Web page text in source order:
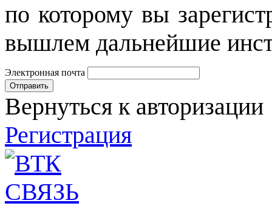
по которому вы
вышлем дальнейшие
Электронная почта
Вернуться к авторизации
Регистрация